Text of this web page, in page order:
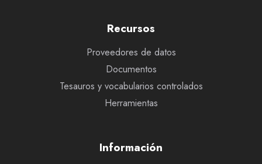
Recursos
Proveedores de datos
Documentos
Tesauros y vocabularios controlados
Herramientas
Información